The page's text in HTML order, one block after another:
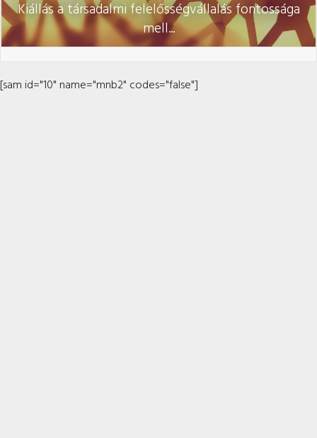
Kiállás a társadalmi felelősségvállalás fontossága
mell...
[sam id="10" name="mnb2" codes="false"]